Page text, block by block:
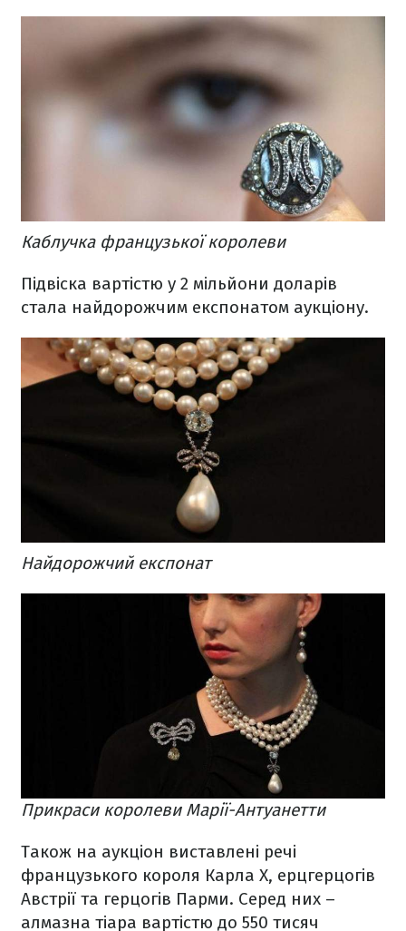
Каблучка французької королеви
Підвіска вартістю у 2 мільйони доларів
стала найдорожчим експонатом аукціону.
Найдорожчий експонат
Прикраси королеви Марії-Антуанетти
Також на аукціон виставлені речі
французького короля Карла X, ерцгерцогів
Австрії та герцогів Парми. Серед них –
алмазна тіара вартістю до 550 тисяч